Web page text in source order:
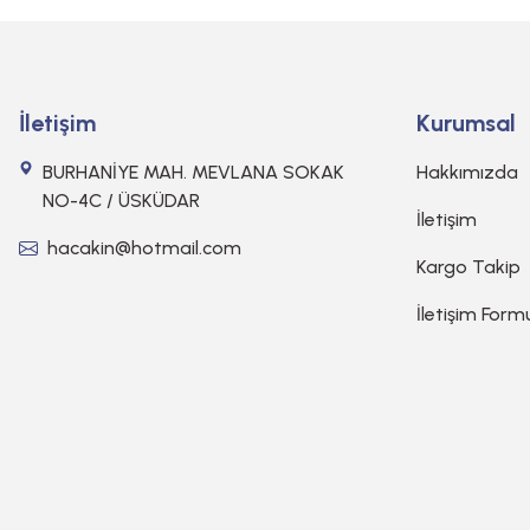
İletişim
BURHANİYE MAH. MEVLANA SOKAK
NO-4C / ÜSKÜDAR
hacakin@hotmail.com
Kurumsal
Hakkımızda
İletişim
Kargo Takip
İletişim